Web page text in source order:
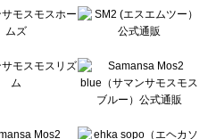
のアクセサリー一覧
サリー一覧
アクセサリー一覧
リー一覧